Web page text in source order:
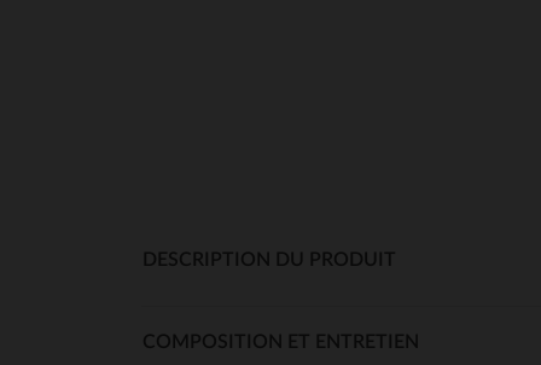
DESCRIPTION DU PRODUIT
COMPOSITION ET ENTRETIEN